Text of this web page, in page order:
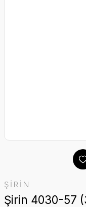
ŞİRİN
Şirin 4030-57